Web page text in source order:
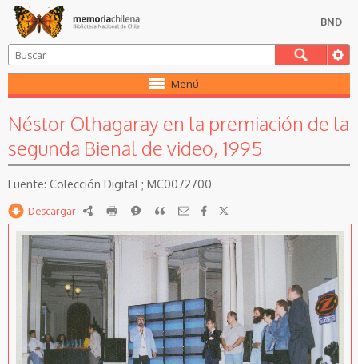
BND
Menú
Néstor Olhagaray en la premiación de la
segunda Bienal de video, 1995
Colección Digital ; MC0072700
Descargar RDF imprimirReportarCitar